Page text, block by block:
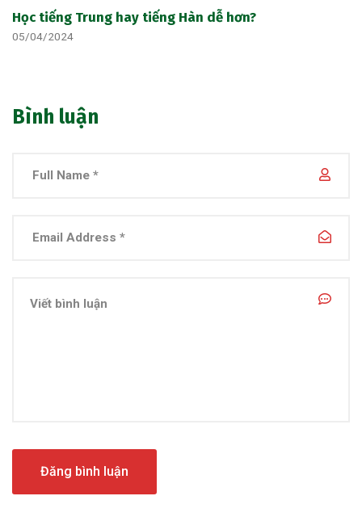
Học tiếng Trung hay tiếng Hàn dễ hơn?
05/04/2024
Bình luận